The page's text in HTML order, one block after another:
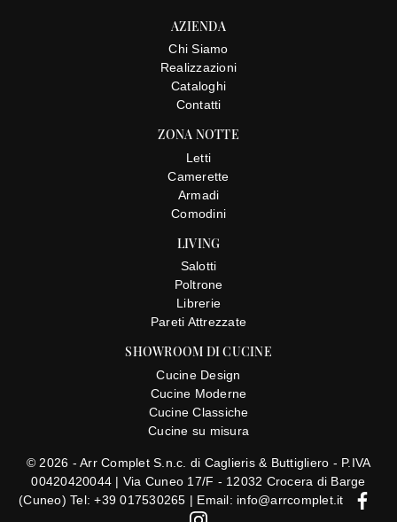
SHOWROOM DI CUCINE
Cucine Design
Cucine Moderne
Cucine Classiche
Cucine su misura
LIVING
Salotti
Poltrone
Librerie
Pareti Attrezzate
ZONA NOTTE
Letti
Camerette
Armadi
Comodini
AZIENDA
Chi Siamo
Realizzazioni
Cataloghi
Contatti
© 2026 - Arr Complet S.n.c. di Caglieris & Buttigliero - P.IVA
00420420044 | Via Cuneo 17/F - 12032 Crocera di Barge
(Cuneo) Tel: +39 017530265 | Email: info@arrcomplet.it